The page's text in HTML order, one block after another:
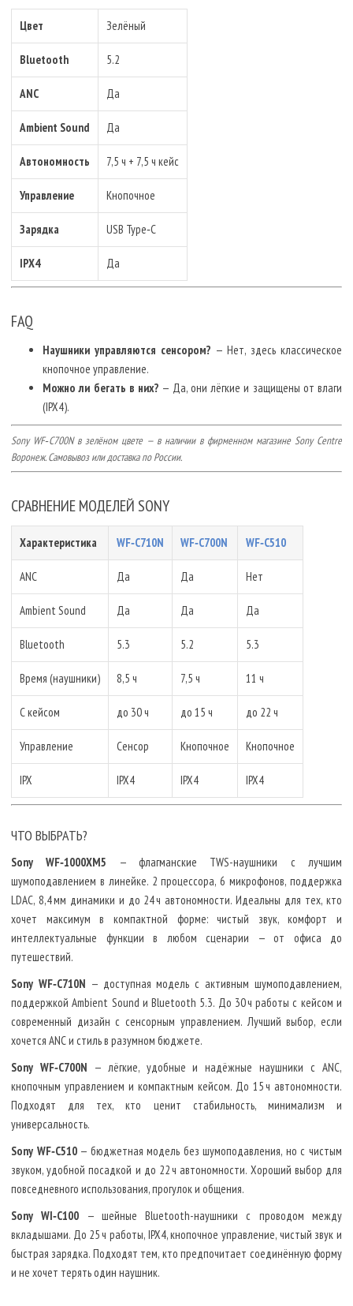
Цвет Зелёный
Bluetooth 5.2
ANC Да
Ambient Sound Да
Автономность 7,5 ч + 7,5 ч кейс
Управление Кнопочное
Зарядка USB Type‑C
IPX4 Да
FAQ
Наушники управляются сенсором? — Нет, здесь классическое
кнопочное управление.
Можно ли бегать в них? — Да, они лёгкие и защищены от влаги
(IPX4).
Sony WF‑C700N в зелёном цвете — в наличии в фирменном магазине Sony Centre
Воронеж. Самовывоз или доставка по России.
СРАВНЕНИЕ МОДЕЛЕЙ SONY
Характеристика WF‑C710N WF‑C700N WF‑C510
ANC Да Да Нет
Ambient Sound Да Да Да
Bluetooth 5.3 5.2 5.3
Время (наушники) 8,5 ч 7,5 ч 11 ч
С кейсом до 30 ч до 15 ч до 22 ч
Управление Сенсор Кнопочное Кнопочное
IPX IPX4 IPX4 IPX4
ЧТО ВЫБРАТЬ?
Sony WF‑1000XM5 — флагманские TWS-наушники с лучшим
шумоподавлением в линейке. 2 процессора, 6 микрофонов, поддержка
LDAC, 8,4 мм динамики и до 24 ч автономности. Идеальны для тех, кто
хочет максимум в компактной форме: чистый звук, комфорт и
интеллектуальные функции в любом сценарии — от офиса до
путешествий.
Sony WF‑C710N — доступная модель с активным шумоподавлением,
поддержкой Ambient Sound и Bluetooth 5.3. До 30 ч работы с кейсом и
современный дизайн с сенсорным управлением. Лучший выбор, если
хочется ANC и стиль в разумном бюджете.
Sony WF‑C700N — лёгкие, удобные и надёжные наушники с ANC,
кнопочным управлением и компактным кейсом. До 15 ч автономности.
Подходят для тех, кто ценит стабильность, минимализм и
универсальность.
Sony WF‑C510— бюджетная модель без шумоподавления, но с чистым
звуком, удобной посадкой и до 22 ч автономности. Хороший выбор для
повседневного использования, прогулок и общения.
Sony WI‑C100 — шейные Bluetooth-наушники с проводом между
вкладышами. До 25 ч работы, IPX4, кнопочное управление, чистый звук и
быстрая зарядка. Подходят тем, кто предпочитает соединённую форму
и не хочет терять один наушник.